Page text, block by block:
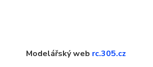
Modelářský web rc.305.cz